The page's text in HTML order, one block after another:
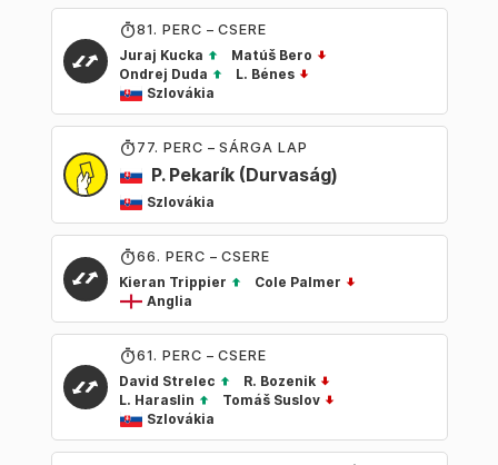
81. PERC – CSERE
Juraj Kucka
Matúš Bero
Ondrej Duda
L. Bénes
Szlovákia
77. PERC – SÁRGA LAP
P. Pekarík(Durvaság)
Szlovákia
66. PERC – CSERE
Kieran Trippier
Cole Palmer
Anglia
61. PERC – CSERE
David Strelec
R. Bozenik
L. Haraslin
Tomáš Suslov
Szlovákia